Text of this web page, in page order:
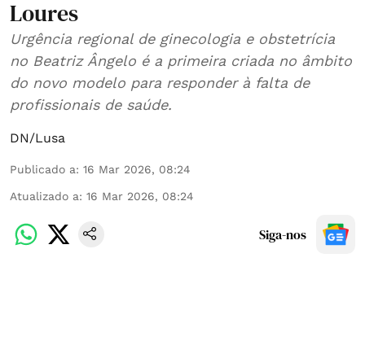
Loures
Urgência regional de ginecologia e obstetrícia
no Beatriz Ângelo é a primeira criada no âmbito
do novo modelo para responder à falta de
profissionais de saúde.
DN/Lusa
Publicado a: 16 Mar 2026, 08:24
Atualizado a: 16 Mar 2026, 08:24
Siga-nos